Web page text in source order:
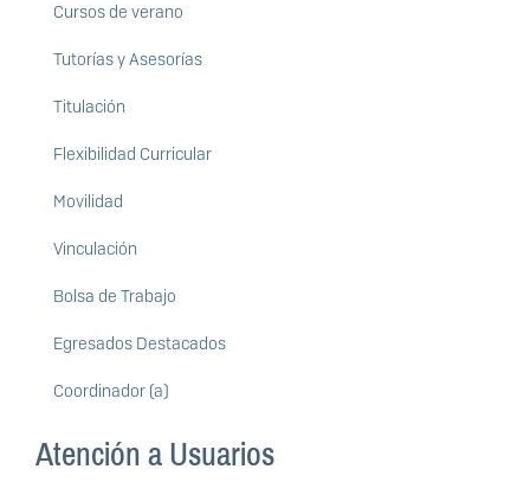
Cursos de verano
Tutorías y Asesorías
Titulación
Flexibilidad Curricular
Movilidad
Vinculación
Bolsa de Trabajo
Egresados Destacados
Coordinador (a)
Atención a Usuarios